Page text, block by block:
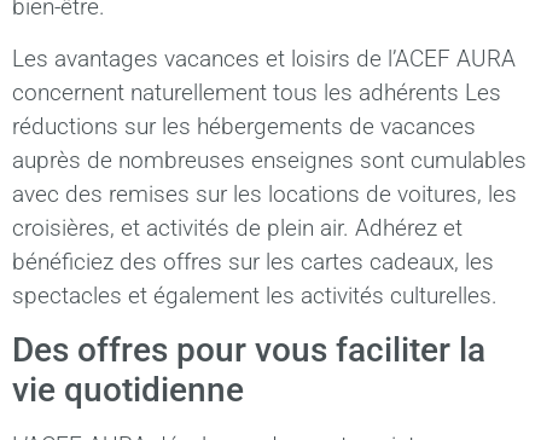
bien-être.
Les avantages vacances et loisirs de l’ACEF AURA
concernent naturellement tous les adhérents Les
réductions sur les hébergements de vacances
auprès de nombreuses enseignes sont cumulables
avec des remises sur les locations de voitures, les
croisières, et activités de plein air. Adhérez et
bénéficiez des offres sur les cartes cadeaux, les
spectacles et également les activités culturelles.
Des offres pour vous faciliter la
vie quotidienne